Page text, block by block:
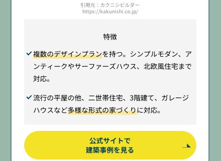
引用元：カクニシビルダー
https://kakunishi.co.jp/
特徴
複数のデザインプランを持つ。シンプルモダン、ア
ンティークやサーファーズハウス、北欧風住宅まで
対応。
流行の平屋の他、二世帯住宅、3階建て、ガレージ
ハウスなど多様な形式の家づくりに対応。
公式サイトで
建築事例を見る